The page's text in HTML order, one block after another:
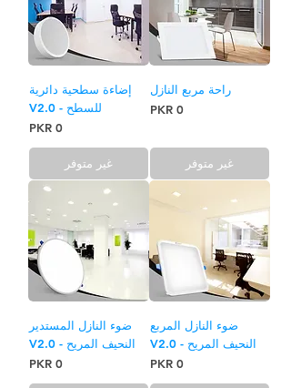
راحة مربع النازل
السعر
غير متوفر
إضاءة سطحية دائرية
للسطح - V2.0
السعر
غير متوفر
ضوء النازل المربع
النحيف المريح - V2.0
السعر
ضوء النازل المستدير
النحيف المريح - V2.0
السعر